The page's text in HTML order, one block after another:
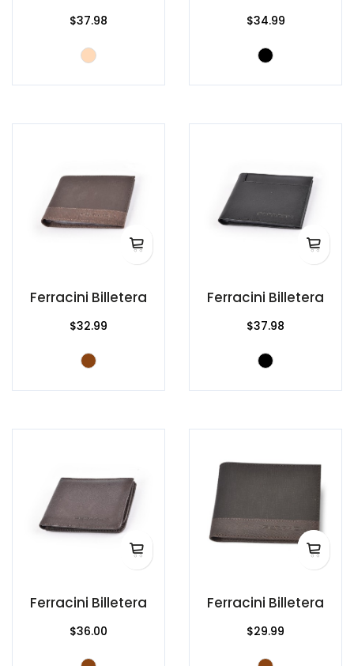
$37.98 $34.99
Ferracini Billetera
$32.99
Ferracini Billetera
$37.98
Ferracini Billetera
$36.00
Ferracini Billetera
$29.99